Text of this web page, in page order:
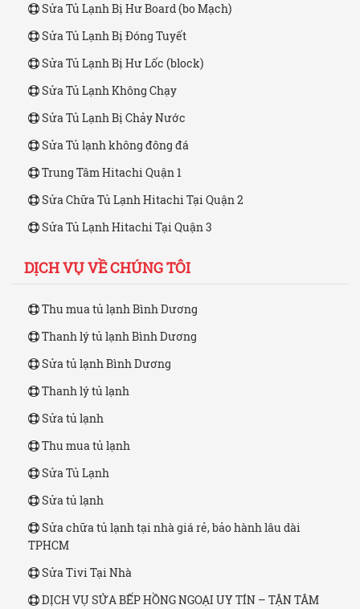
Sửa Tủ Lạnh Bị Hư Board (bo Mạch)
Sửa Tủ Lạnh Bị Đóng Tuyết
Sửa Tủ Lạnh Bị Hư Lốc (block)
Sửa Tủ Lạnh Không Chạy
Sửa Tủ Lạnh Bị Chảy Nước
Sửa Tủ lạnh không đông đá
Trung Tâm Hitachi Quận 1
Sửa Chữa Tủ Lạnh Hitachi Tại Quận 2
Sửa Tủ Lạnh Hitachi Tại Quận 3
DỊCH VỤ VỀ CHÚNG TÔI
Thu mua tủ lạnh Bình Dương
Thanh lý tủ lạnh Bình Dương
Sửa tủ lạnh Bình Dương
Thanh lý tủ lạnh
Sửa tủ lạnh
Thu mua tủ lạnh
Sửa Tủ Lạnh
Sửa tủ lạnh
Sửa chữa tủ lạnh tại nhà giá rẻ, bảo hành lâu dài
TPHCM
Sửa Tivi Tại Nhà
DỊCH VỤ SỬA BẾP HỒNG NGOẠI UY TÍN – TẬN TÂM